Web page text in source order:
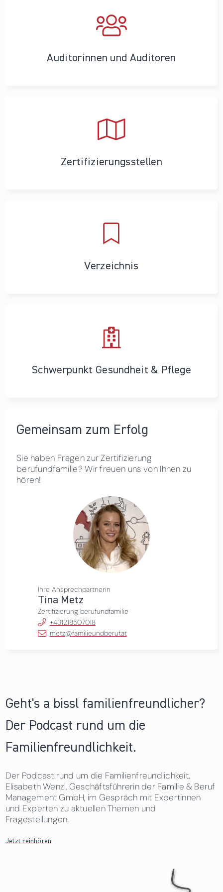
Auditorinnen und Auditoren
Zertifizierungs­stellen
Verzeichnis
Schwerpunkt Gesundheit & Pflege
Gemeinsam zum Erfolg
Sie haben Fragen zur Zertifizierung
berufundfamilie? Wir freuen uns von Ihnen zu
hören!
Ihre Ansprechpartnerin
Tina Metz
Zertifizierung berufundfamilie
+431218507018
metz@familieundberuf.at
Geht's a bissl familienfreundlicher?
Der Podcast rund um die
Familienfreundlichkeit.
Der Podcast rund um die Familienfreundlichkeit.
Elisabeth Wenzl, Geschäftsführerin der Familie & Beruf
Management GmbH, im Gespräch mit Expertinnen
und Experten zu aktuellen Themen und
Fragestellungen.
Jetzt reinhören